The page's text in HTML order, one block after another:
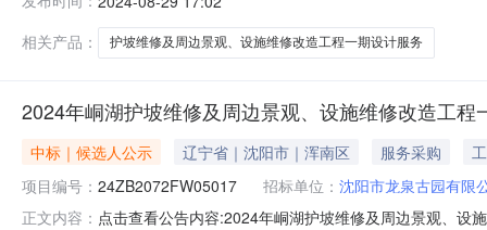
程一期设计服务项目。详见服务需求。设计服务周期：
接受联合体。二、
相关产品：
护坡维修及周边景观、设施维修改造工程一期设计服务
2024年峒湖护坡维修及周边景观、设施维修改造工
中标｜候选人公示 辽宁省｜沈阳市｜浑南区 服务采购
项目编号： 24ZB2072FW05017 招标单位： 沈阳市龙泉古园有限
正文内容： 点击查看公告内容:2024年峒湖护坡维修及周边景观、设